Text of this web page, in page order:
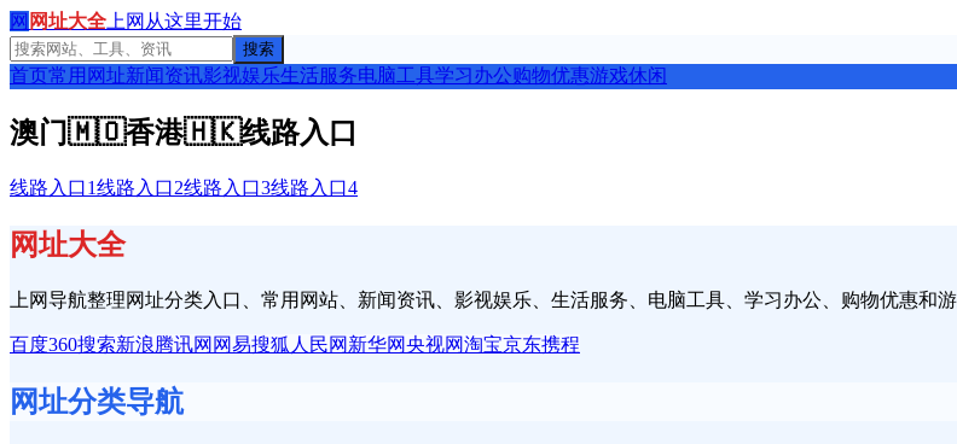
网 网址大全 上网从这里开始
搜索
首页常用网址新闻资讯影视娱乐生活服务电脑工具学习办公购物优惠游戏休闲
澳门🇲🇴香港🇭🇰线路入口
线路入口1线路入口2线路入口3线路入口4
网址大全
上网导航整理网址分类入口、常用网站、新闻资讯、影视娱乐、生活服务、电脑工具、学习办公、购物优惠和
百度360搜索新浪腾讯网 网易搜狐 人民网 新华网央视网淘宝京东携程
网址分类导航